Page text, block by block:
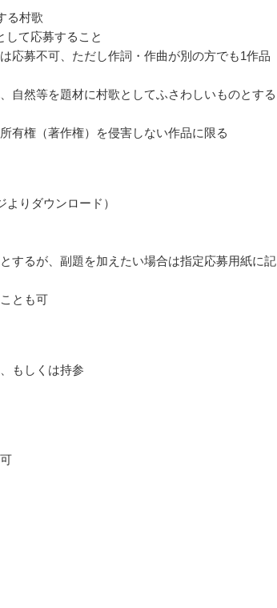
る村歌
て応募すること
応募不可、ただし作詞・作曲が別の方でも1作品
自然等を題材に村歌としてふさわしいものとする
有権（著作権）を侵害しない作品に限る
りダウンロード）
するが、副題を加えたい場合は指定応募用紙に記
とも可
もしくは持参